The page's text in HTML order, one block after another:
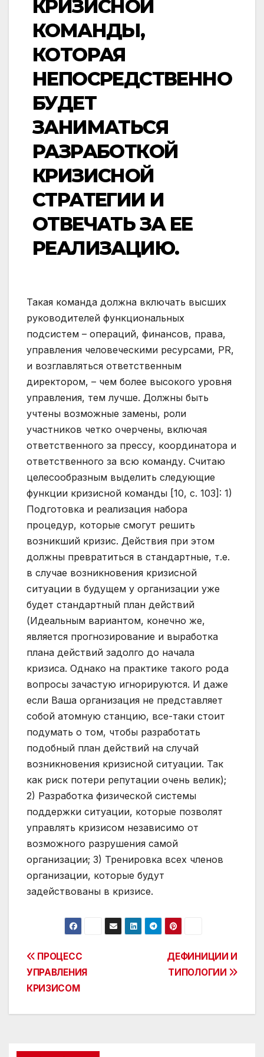
КРИЗИСНОЙ
КОМАНДЫ,
КОТОРАЯ
НЕПОСРЕДСТВЕННО
БУДЕТ
ЗАНИМАТЬСЯ
РАЗРАБОТКОЙ
КРИЗИСНОЙ
СТРАТЕГИИ И
ОТВЕЧАТЬ ЗА ЕЕ
РЕАЛИЗАЦИЮ.
Такая команда должна включать высших
руководителей функциональных
подсистем – операций, финансов, права,
управления человеческими ресурсами, PR,
и возглавляться ответственным
директором, – чем более высокого уровня
управления, тем лучше. Должны быть
учтены возможные замены, роли
участников четко очерчены, включая
ответственного за прессу, координатора и
ответственного за всю команду. Считаю
целесообразным выделить следующие
функции кризисной команды [10, с. 103]: 1)
Подготовка и реализация набора
процедур, которые смогут решить
возникший кризис. Действия при этом
должны превратиться в стандартные, т.е.
в случае возникновения кризисной
ситуации в будущем у организации уже
будет стандартный план действий
(Идеальным вариантом, конечно же,
является прогнозирование и выработка
плана действий задолго до начала
кризиса. Однако на практике такого рода
вопросы зачастую игнорируются. И даже
если Ваша организация не представляет
собой атомную станцию, все-таки стоит
подумать о том, чтобы разработать
подобный план действий на случай
возникновения кризисной ситуации. Так
как риск потери репутации очень велик);
2) Разработка физической системы
поддержки ситуации, которые позволят
управлять кризисом независимо от
возможного разрушения самой
организации; 3) Тренировка всех членов
организации, которые будут
задействованы в кризисе.
Post
navigation
ДЕФИНИЦИИ И
ТИПОЛОГИИ
ПРОЦЕСС
УПРАВЛЕНИЯ
КРИЗИСОМ